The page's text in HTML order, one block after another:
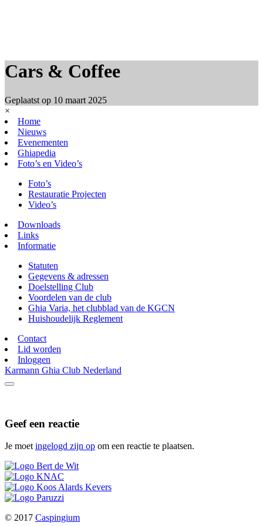
Cars & Coffee
Geplaatst op 10 maart 2025
×
Home
Nieuws
Evenementen
Ghiapedia
Foto’s en Video’s
Foto’s
Restauratie Projecten
Video’s
Downloads
Links
Informatie
Statuten
Gegevens & adressen
Doelstelling Club
Voordelen van de club
Ghia Varia, het clubblad van de KGCN
Huishoudelijk Reglement
Contact
Lid worden
Inloggen
Karmann Ghia Club Nederland
Geef een reactie
Je moet ingelogd zijn op om een reactie te plaatsen.
© 2017 Caspingium